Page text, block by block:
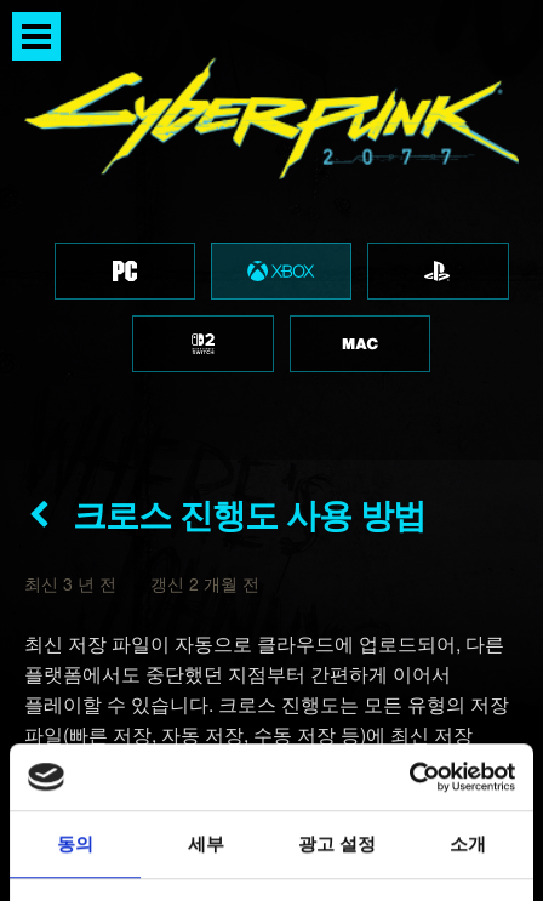
동의 세부 광고 설정 소개
크로스 진행도 사용 방법
최신 3 년 전 갱신 2 개월 전
최신 저장 파일이 자동으로 클라우드에 업로드되어, 다른
플랫폼에서도 중단했던 지점부터 간편하게 이어서
플레이할 수 있습니다. 크로스 진행도는 모든 유형의 저장
파일(빠른 저장, 자동 저장, 수동 저장 등)에 최신 저장
파일을 제공합니다.
업데이트되었는지 확인하세요. 게임 메인 메뉴에서 확인할
수 있습니다.